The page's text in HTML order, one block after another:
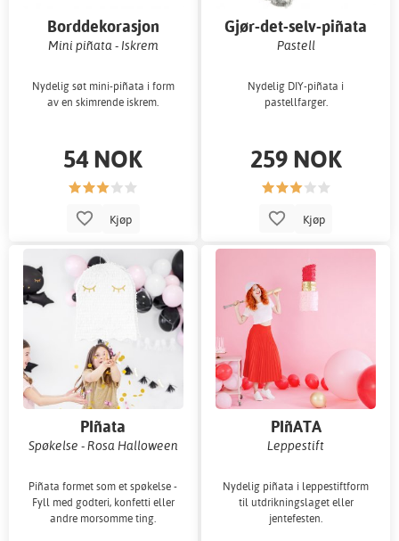
Borddekorasjon
Mini piñata - Iskrem
Nydelig søt mini-piñata i form
av en skimrende iskrem.
54 NOK
Kjøp
Gjør-det-selv-piñata
Pastell
Nydelig DIY-piñata i
pastellfarger.
259 NOK
Kjøp
PIñata
Spøkelse - Rosa Halloween
Piñata formet som et spøkelse -
Fyll med godteri, konfetti eller
andre morsomme ting.
PIñATA
Leppestift
Nydelig piñata i leppestiftform
til utdrikningslaget eller
jentefesten.